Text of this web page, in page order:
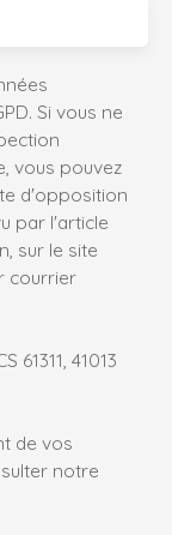
Si vous ne
vous pouvez
d'opposition
par l'article
sur le site
courrier
61311, 41013
de vos
notre